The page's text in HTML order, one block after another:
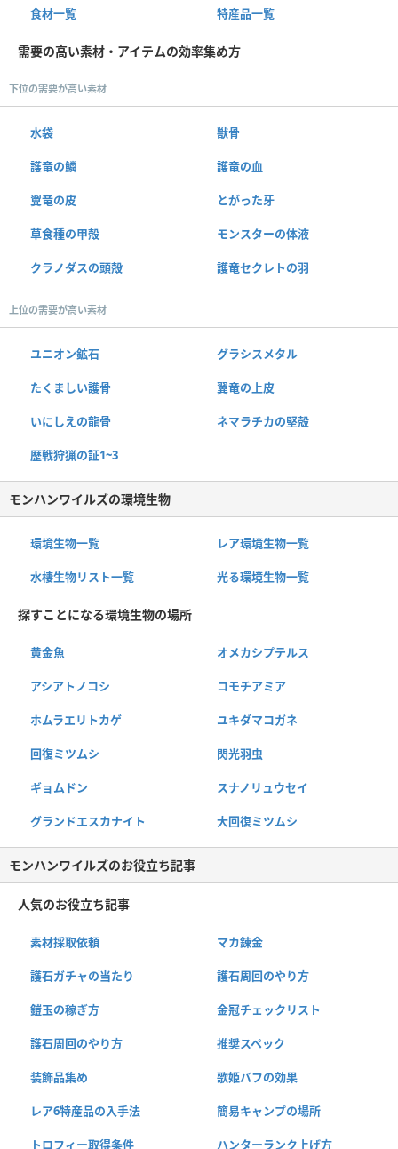
食材一覧 特産品一覧
需要の高い素材・アイテムの効率集め方
下位の需要が高い素材
水袋 獣骨
護竜の鱗 護竜の血
翼竜の皮 とがった牙
草食種の甲殻 モンスターの体液
クラノダスの頭殻 護竜セクレトの羽
上位の需要が高い素材
ユニオン鉱石 グラシスメタル
たくましい護骨 翼竜の上皮
いにしえの龍骨 ネマラチカの堅殻
歴戦狩猟の証1~3
モンハンワイルズの環境生物
環境生物一覧 レア環境生物一覧
水棲生物リスト一覧 光る環境生物一覧
探すことになる環境生物の場所
黄金魚 オメカシプテルス
アシアトノコシ コモチアミア
ホムラエリトカゲ ユキダマコガネ
回復ミツムシ 閃光羽虫
ギョムドン スナノリュウセイ
グランドエスカナイト 大回復ミツムシ
モンハンワイルズのお役立ち記事
人気のお役立ち記事
素材採取依頼 マカ錬金
護石ガチャの当たり 護石周回のやり方
鎧玉の稼ぎ方 金冠チェックリスト
護石周回のやり方 推奨スペック
装飾品集め 歌姫バフの効果
レア6特産品の入手法 簡易キャンプの場所
トロフィー取得条件 ハンターランク上げ方